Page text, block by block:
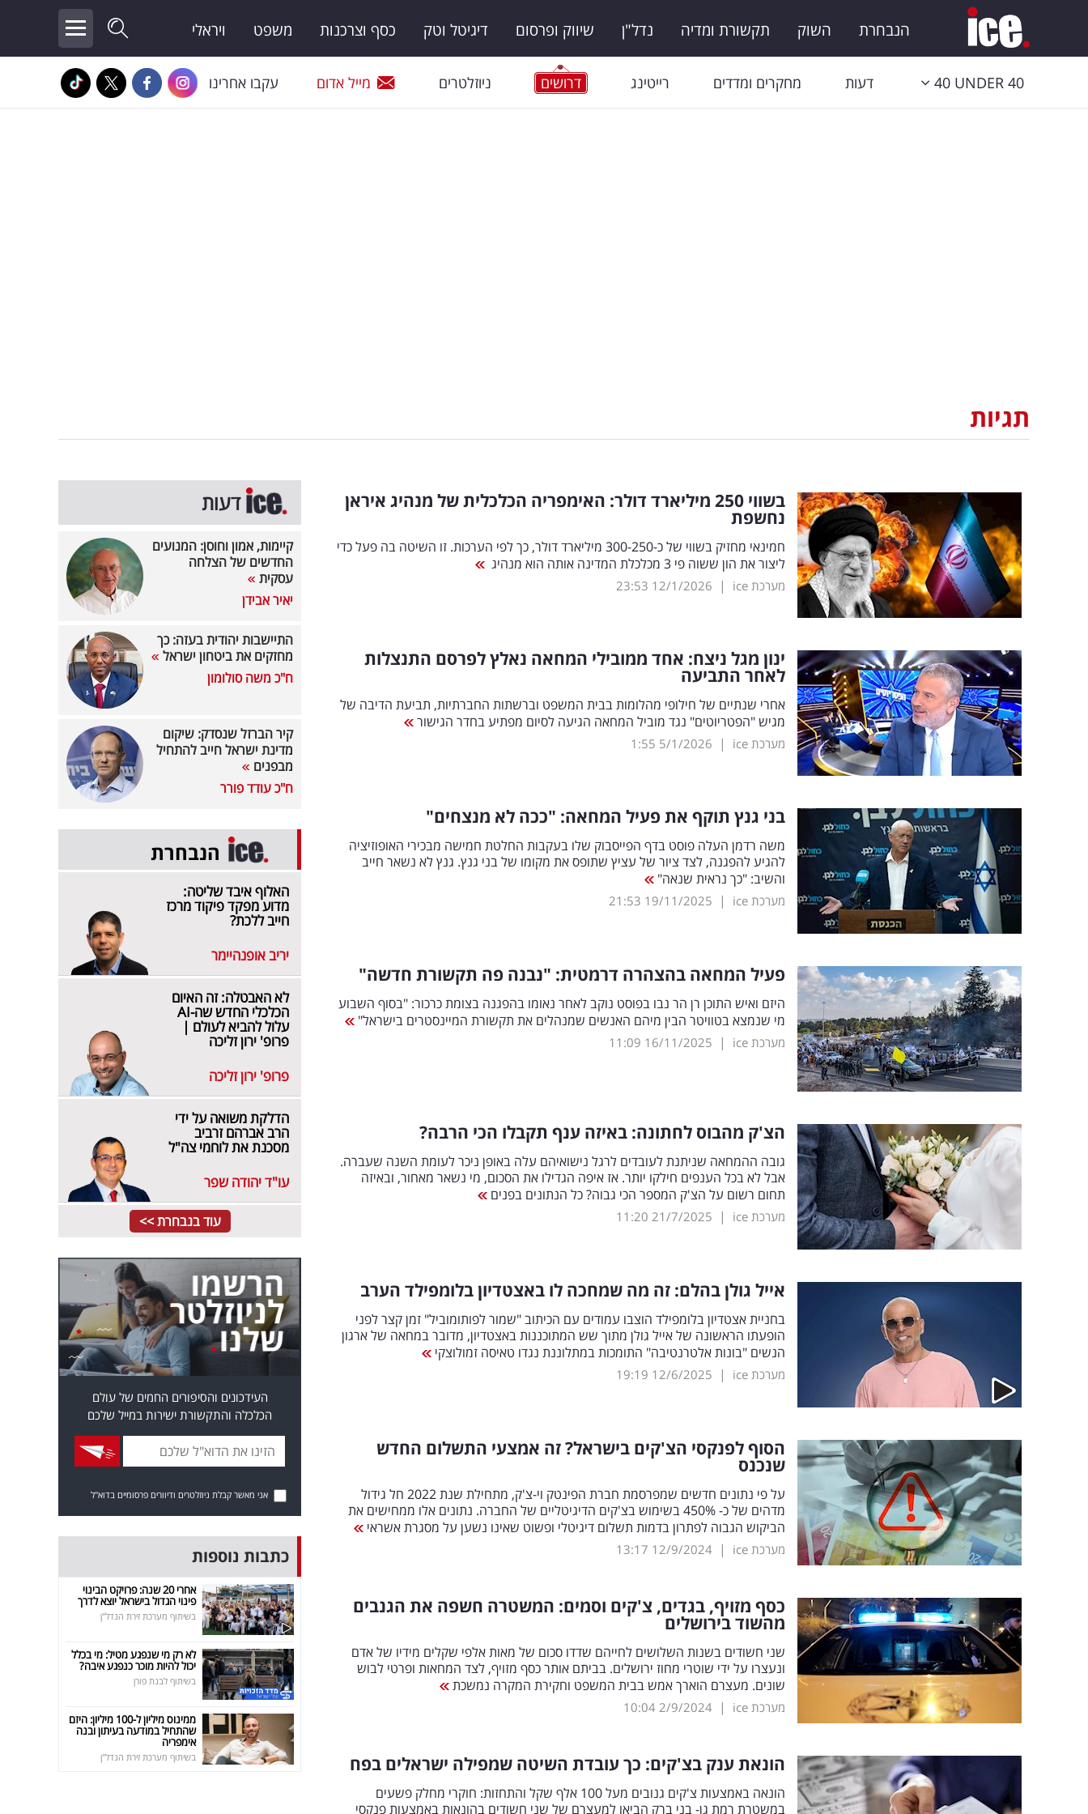
הנבחרת השוק תקשורת ומדיה נדל"ן שיווק ופרסום דיגיטל וטק כסף וצרכנות משפט ויראלי
40 UNDER 40 דעות מחקרים ומדדים רייטינג דרושים ניוזלטרים מייל אדום עקבו אחרינו
תגיות
בשווי 250 מיליארד דולר: האימפריה הכלכלית של מנהיג איראן
נחשפת
חמינאי מחזיק בשווי של כ-300-250 מיליארד דולר, כך לפי הערכות. זו השיטה בה פעל כדי
ליצור את הון ששוה פי 3 מכלכלת המדינה אותה הוא מנהיג
מערכת ice |
12/1/2026
23:53
ינון מגל ניצח: אחד ממובילי המחאה נאלץ לפרסם התנצלות
לאחר התביעה
אחרי שנתיים של חילופי מהלומות בבית המשפט וברשתות החברתיות, תביעת הדיבה של
מגיש "הפטריוטים" נגד מוביל המחאה הגיעה לסיום מפתיע בחדר הגישור
מערכת ice |
5/1/2026
1:55
בני גנץ תוקף את פעיל המחאה: "ככה לא מנצחים"
משה רדמן העלה פוסט בדף הפייסבוק שלו בעקבות החלטת חמישה מבכירי האופוזיציה
להגיע להפגנה, לצד ציור של עציץ שתופס את מקומו של בני גנץ. גנץ לא נשאר חייב
והשיב: "כך נראית שנאה"
מערכת ice |
19/11/2025
21:53
פעיל המחאה בהצהרה דרמטית: "נבנה פה תקשורת חדשה"
היזם ואיש התוכן רן הר נבו בפוסט נוקב לאחר נאומו בהפגנה בצומת כרכור: "בסוף השבוע
מי שנמצא בטוויטר הבין מיהם האנשים שמנהלים את תקשורת המיינסטרים בישראל"
מערכת ice |
16/11/2025
11:09
הצ'ק מהבוס לחתונה: באיזה ענף תקבלו הכי הרבה?
גובה ההמחאה שניתנת לעובדים לרגל נישואיהם עלה באופן ניכר לעומת השנה שעברה.
אבל לא בכל הענפים חילקו יותר. אז איפה הגדילו את הסכום, מי נשאר מאחור, ובאיזה
תחום רשום על הצ'ק המספר הכי גבוה? כל הנתונים בפנים
מערכת ice |
21/7/2025
11:20
אייל גולן בהלם: זה מה שמחכה לו באצטדיון בלומפילד הערב
בחניית אצטדיון בלומפילד הוצבו עמודים עם הכיתוב "שמור לפותומוביל" זמן קצר לפני
הופעתו הראשונה של אייל גולן מתוך שש המתוכננות באצטדיון, מדובר במחאה של ארגון
הנשים "בונות אלטרנטיבה" התומכות במתלוננת נגדו טאיסה זמולוצקי
מערכת ice |
12/6/2025
19:19
הסוף לפנקסי הצ'קים בישראל? זה אמצעי התשלום החדש
שנכנס
על פי נתונים חדשים שמפרסמת חברת הפינטק וי-צ'ק, מתחילת שנת 2022 חל גידול
מדהים של כ- 450% בשימוש בצ'קים הדיגיטליים של החברה. נתונים אלו ממחישים את
הביקוש הגבוה לפתרון בדמות תשלום דיגיטלי ופשוט שאינו נשען על מסגרת אשראי
מערכת ice |
12/9/2024
13:17
כסף מזויף, בגדים, צ'קים וסמים: המשטרה חשפה את הגנבים
מהשוד בירושלים
שני חשודים בשנות השלושים לחייהם שדדו סכום של מאות אלפי שקלים מידיו של אדם
ונעצרו על ידי שוטרי מחוז ירושלים. בביתם אותר כסף מזויף, לצד המחאות ופרטי לבוש
שונים. מעצרם הוארך אמש בבית המשפט וחקירת המקרה נמשכת
מערכת ice |
2/9/2024
10:04
הונאת ענק בצ'קים: כך עובדת השיטה שמפילה ישראלים בפח
הונאה באמצעות צ'קים גנובים מעל 100 אלף שקל והתחזות: חוקרי מחלק פשעים
במשטרת רמת גן- בני ברק הביאו למעצרם של שני חשודים בהונאות באמצעות פנקסי
דעות
קיימות, אמון וחוסן: המנועים
החדשים של הצלחה
עסקית
יאיר אבידן
התיישבות יהודית בעזה: כך
מחזקים את ביטחון ישראל
ח"כ משה סולומון
קיר הברזל שנסדק: שיקום
מדינת ישראל חייב להתחיל
מבפנים
ח"כ עודד פורר
הנבחרת
האלוף איבד שליטה:
מדוע מפקד פיקוד מרכז
חייב ללכת?
יריב אופנהיימר
לא האבטלה: זה האיום
הכלכלי החדש שה-AI
עלול להביא לעולם |
פרופ' ירון זליכה
פרופ' ירון זליכה
הדלקת משואה על ידי
הרב אברהם זרביב
מסכנת את לוחמי צה"ל
עו"ד יהודה שפר
עוד בנבחרת >>
העידכונים והסיפורים החמים של עולם
הכלכלה והתקשורת ישירות במייל שלכם
אני מאשר קבלת ניוזלטרים ודיוורים פרסומיים בדוא"ל
כתבות נוספות
אחרי 20 שנה: פרויקט הבינוי
פינוי הגדול בישראל יוצא לדרך
בשיתוף מערכת זירת הנדל"ן
לא רק מי שנפגע מטיל: מי בכלל
יכול להיות מוכר כנפגע איבה?
בשיתוף לבנת פורן
ממינוס מיליון ל-100 מיליון: היזם
שהתחיל במודעה בעיתון ובנה
אימפריה
בשיתוף מערכת זירת הנדל"ן